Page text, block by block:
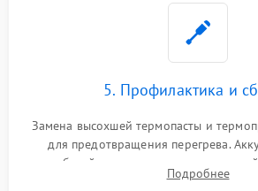
5. Профилактика и
Замена высохшей термопасты и
для предотвращения перегрева.
кабелей, подключение хрупких
надежная фиксация всех элементов
Подробнее